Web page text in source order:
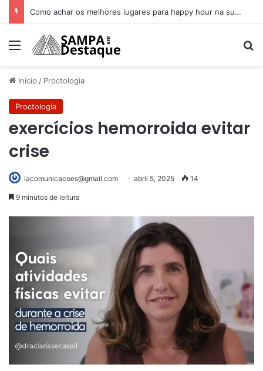
Peça com entrada gratuita e acessível estreia no dia 12 de novembro
Menu
Início / Proctologia
Proctologia
exercícios hemorroida evitar
crise
lacomunicacoes@gmail.com abril 5, 2025 14
9 minutos de leitura